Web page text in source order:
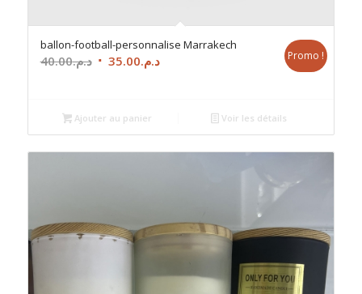
ballon-football-personnalise Marrakech
د.م.40.00
Le
était :
د.م.40.00.
د.م.35.00
Le
د.م.35.00.
Promo !
Ajouter au panier Voir les détails